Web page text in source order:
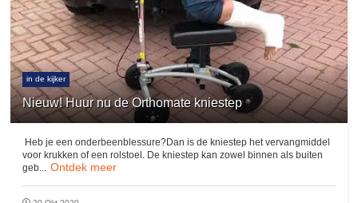
in de kijker
Nieuw! Huur nu de Orthomate kniestep
Heb je een onderbeenblessure?Dan is de kniestep het vervangmiddel
voor krukken of een rolstoel. De kniestep kan zowel binnen als buiten
geb... Ontdek meer